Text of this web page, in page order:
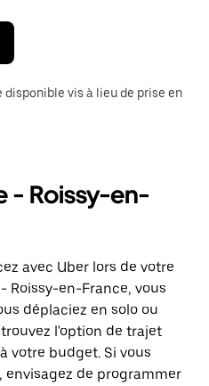
disponible vis à lieu de prise en
- Roissy-en-
avec Uber lors de votre
Roissy-en-France, vous
déplaciez en solo ou
l'option de trajet
votre budget. Si vous
envisagez de programmer